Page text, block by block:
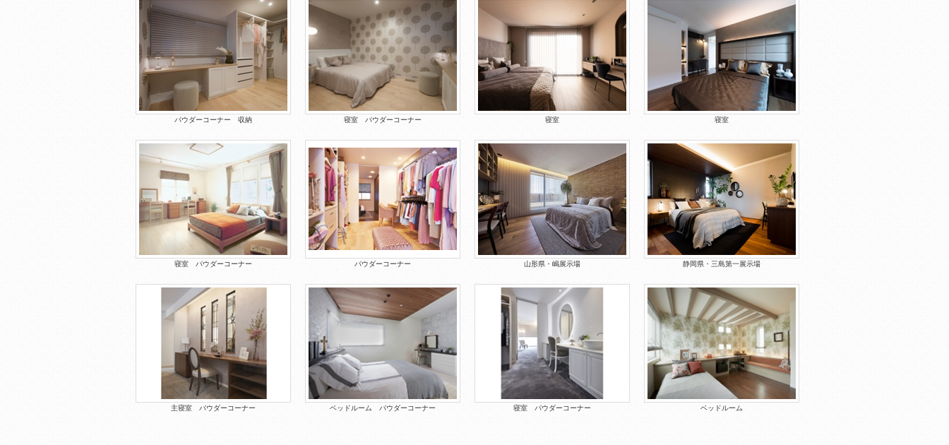
パウダーコーナー 収納 寝室 パウダーコーナー 寝室 寝室
寝室 パウダーコーナー パウダーコーナー 山形県・嶋展示場 静岡県・三島第一展示場
主寝室 パウダーコーナー ベッドルーム パウダーコーナー 寝室 パウダーコーナー ベッドルーム